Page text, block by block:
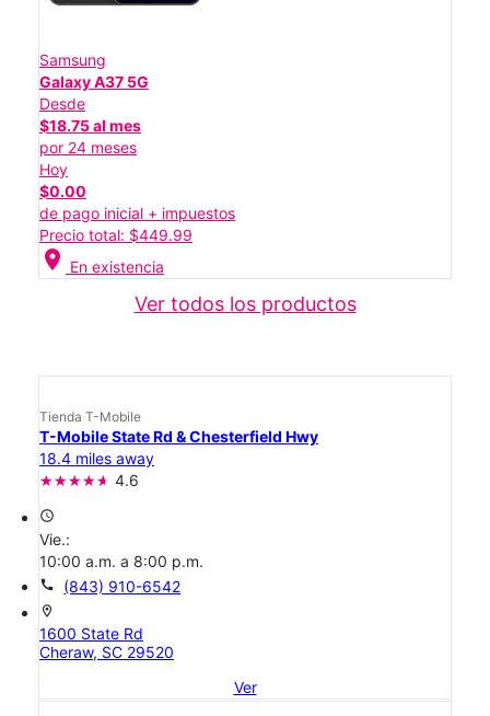
Samsung
Galaxy A37 5G
Desde
$18.75 al mes
por 24 meses
Hoy
$0.00
de pago inicial + impuestos
Precio total: $449.99
location_on En existencia
Ver todos los productos
Tienda T-Mobile
T-Mobile State Rd & Chesterfield Hwy
18.4 miles away
4.6
access_time
Vie.:
10:00 a.m. a 8:00 p.m.
call (843) 910-6542
location_on
1600 State Rd
Cheraw, SC 29520
Ver